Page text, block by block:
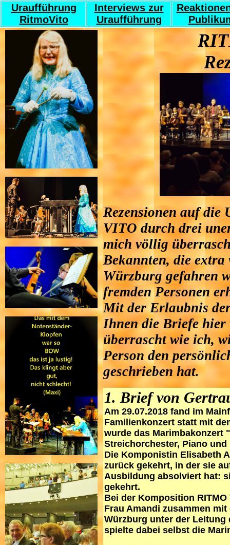
Uraufführung
RitmoVito
Interviews zur
Uraufführung
Rezensionen auf
VITO durch drei
mich völlig
Bekannten, die
Würzburg gefahren
fremden Personen
Mit der Erlaubnis
Ihnen die Briefe hier
überrascht wie ich,
Person den
geschrieben hat.
1. Brief von
Am 29.07.2018 fand im
Familienkonzert statt mit
wurde das Marimbakonzert
Streichorchester, Piano
Die Komponistin Elisabeth
zurück gekehrt, in der sie
Ausbildung absolviert hat:
gekehrt.
Bei der Komposition
Frau Amandi zusammen
Würzburg unter der Leitung
spielte dabei selbst die